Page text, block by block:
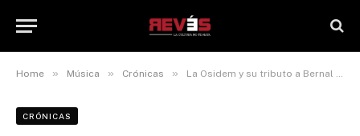
Home » Música » Crónicas » La Osidem y su tributo a Bernal Jiménez
CRÓNICAS